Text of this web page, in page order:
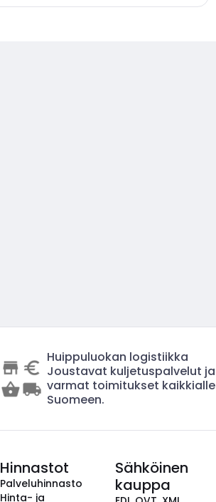
Huippuluokan logistiikka
Joustavat kuljetuspalvelut ja
varmat toimitukset kaikkialle
Suomeen.
Hinnastot
Palveluhinnasto
Hinta- ja
Sähköinen
kauppa